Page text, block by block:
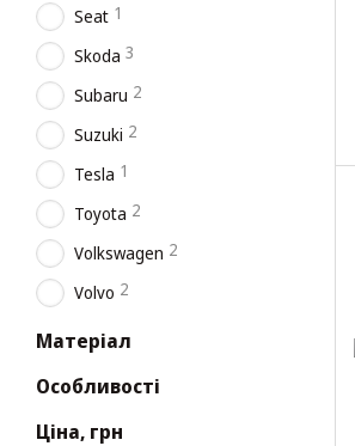
Seat 1
Skoda 3
Subaru 2
Suzuki 2
Tesla 1
Toyota 2
Volkswagen 2
Volvo 2
Матеріал
Особливості
Ціна, грн